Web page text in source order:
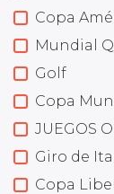
Copa
Mundial
Golf
Copa
JUEGOS
Giro de
Copa